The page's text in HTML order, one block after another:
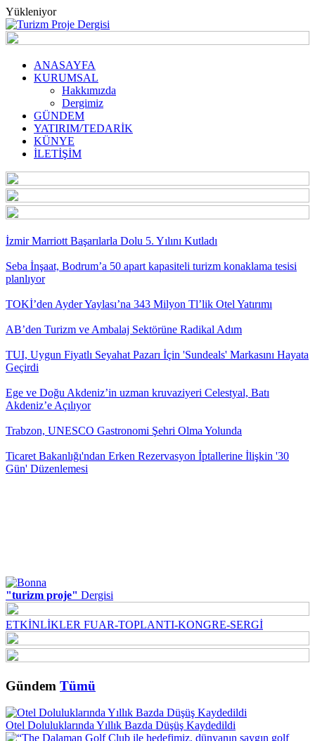
Yükleniyor
ANASAYFA
KURUMSAL
Hakkımızda
Dergimiz
GÜNDEM
YATIRIM/TEDARİK
KÜNYE
İLETİŞİM
İzmir Marriott Başarılarla Dolu 5. Yılını Kutladı
Seba İnşaat, Bodrum’a 50 apart kapasiteli turizm konaklama tesisi
planlıyor
TOKİ’den Ayder Yaylası’na 343 Milyon Tl’lik Otel Yatırımı
AB’den Turizm ve Ambalaj Sektörüne Radikal Adım
TUI, Uygun Fiyatlı Seyahat Pazarı İçin 'Sundeals' Markasını Hayata
Geçirdi
Ege ve Doğu Akdeniz’in uzman kruvaziyeri Celestyal, Batı
Akdeniz’e Açılıyor
Trabzon, UNESCO Gastronomi Şehri Olma Yolunda
Ticaret Bakanlığı'ndan Erken Rezervasyon İptallerine İlişkin '30
Gün' Düzenlemesi
"turizm proje" Dergisi
ETKİNLİKLER FUAR-TOPLANTI-KONGRE-SERGİ
Gündem Tümü
Otel Doluluklarında Yıllık Bazda Düşüş Kaydedildi